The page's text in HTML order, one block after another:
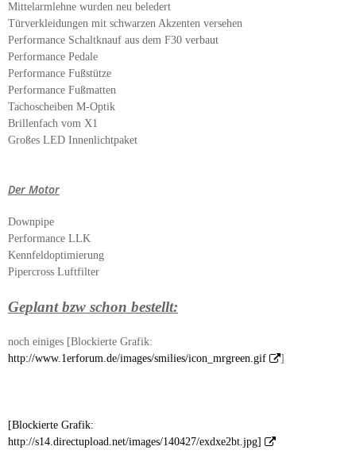
Mittelarmlehne wurden neu beledert
Türverkleidungen mit schwarzen Akzenten versehen
Performance Schaltknauf aus dem F30 verbaut
Performance Pedale
Performance Fußstütze
Performance Fußmatten
Tachoscheiben M-Optik
Brillenfach vom X1
Großes LED Innenlichtpaket
Der Motor
Downpipe
Performance LLK
Kennfeldoptimierung
Pipercross Luftfilter
Geplant bzw schon bestellt:
noch einiges [Blockierte Grafik:
http://www.1erforum.de/images/smilies/icon_mrgreen.gif
]
[Blockierte Grafik:
http://s14.directupload.net/images/140427/exdxe2bt.jpg]